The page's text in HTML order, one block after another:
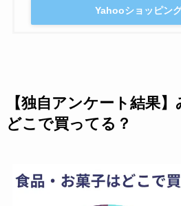
Yahooショッピン
【独自アンケート結果
どこで買ってる？